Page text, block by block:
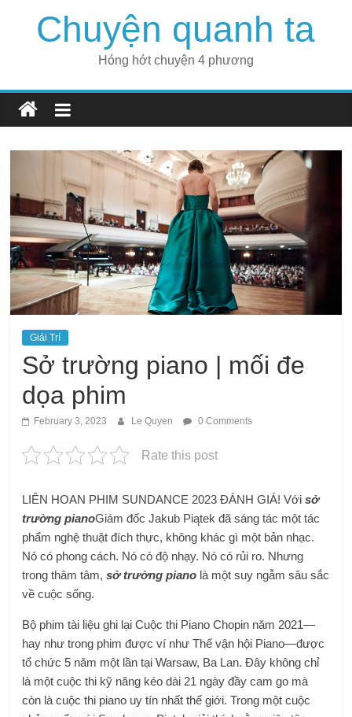
Chuyện quanh ta
Hóng hớt chuyện 4 phương
Giải Trí
Sở trường piano | mối đe
dọa phim
February 3, 2023 Le Quyen 0 Comments
Rate this post
LIÊN HOAN PHIM SUNDANCE 2023 ĐÁNH GIÁ! Vớisở
trường pianoGiám đốcJakub Piątek đã sáng tác một tác
phẩm nghệ thuật đích thực, không khác gì một bản nhạc.
Nó có phong cách. Nó có độ nhạy. Nó có rủi ro. Nhưng
trong thâm tâm,sở trường piano là một suy ngẫm sâu sắc
về cuộc sống.
Bộ phim tài liệu ghi lại Cuộc thi Piano Chopin năm 2021—
hay như trong phim được ví như Thế vận hội Piano—được
tổ chức 5 năm một lần tại Warsaw, Ba Lan. Đây không chỉ
là một cuộc thi kỹ năng kéo dài 21 ngày đầy cam go mà
còn là cuộc thi piano uy tín nhất thế giới. Trong một cuộc